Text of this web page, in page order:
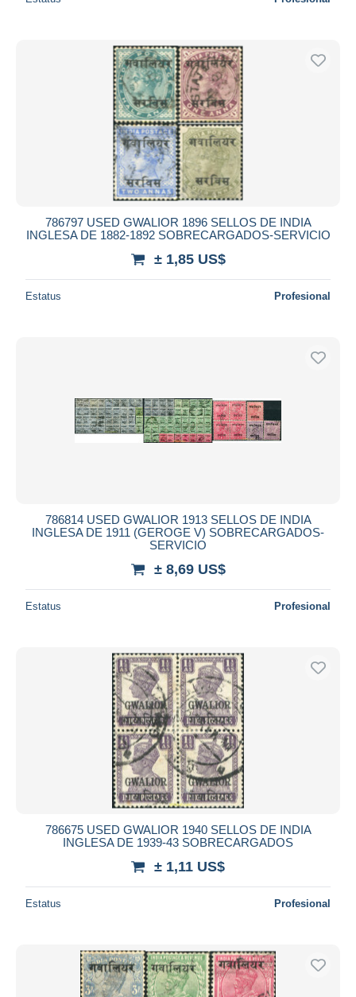
786797 USED GWALIOR 1896 SELLOS DE INDIA
INGLESA DE 1882-1892 SOBRECARGADOS-SERVICIO
± 1,85 US$
Estatus Profesional
786814 USED GWALIOR 1913 SELLOS DE INDIA
INGLESA DE 1911 (GEROGE V) SOBRECARGADOS-
SERVICIO
± 8,69 US$
Estatus Profesional
786675 USED GWALIOR 1940 SELLOS DE INDIA
INGLESA DE 1939-43 SOBRECARGADOS
± 1,11 US$
Estatus Profesional